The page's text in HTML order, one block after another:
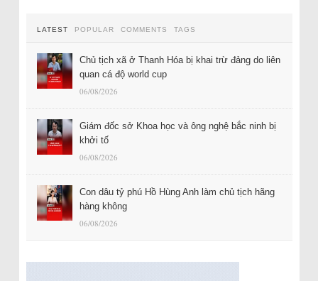
LATEST POPULAR COMMENTS TAGS
Chủ tịch xã ở Thanh Hóa bị khai trừ đảng do liên
quan cá độ world cup
06/08/2026
Giám đốc sở Khoa học và ông nghệ bắc ninh bị
khởi tố
06/08/2026
Con dâu tỷ phú Hồ Hùng Anh làm chủ tịch hãng
hàng không
06/08/2026